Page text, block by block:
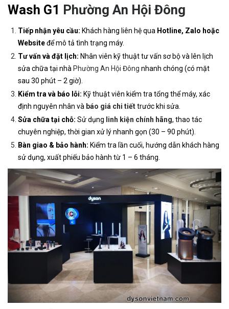
Wash G1 Phường An Hội Đông
Tiếp nhận yêu cầu: Khách hàng liên hệ qua Hotline, Zalo hoặc
Websiteđể mô tả tình trạng máy.
Tư vấn và đặt lịch: Nhân viên kỹ thuật tư vấn sơ bộ và lên lịch
sửa chữa tại nhà Phường An Hội Đông nhanh chóng (có mặt
sau 30 phút – 2 giờ).
Kiểm tra và báo lỗi: Kỹ thuật viên kiểm tra tổng thể máy, xác
định nguyên nhân và báo giá chi tiếttrước khi sửa.
Sửa chữa tại chỗ: Sử dụng linh kiện chính hãng, thao tác
chuyên nghiệp, thời gian xử lý nhanh gọn (30 – 90 phút).
Bàn giao & bảo hành: Kiểm tra lần cuối, hướng dẫn khách hàng
sử dụng, xuất phiếu bảo hành từ 1 – 6 tháng.